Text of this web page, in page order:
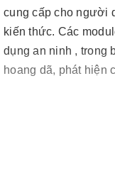
cung cấp cho người
kiến thức. Các
dụng an ninh , trong
hoang dã, phát hiện